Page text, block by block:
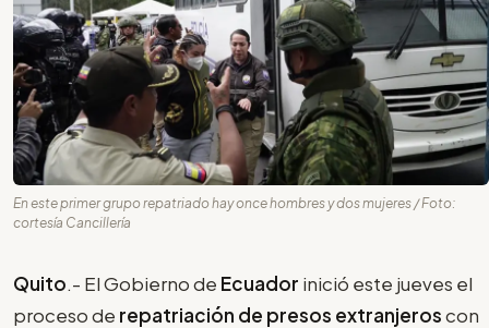
En este primer grupo repatriado hay once hombres y dos mujeres / Foto:
cortesía Cancillería
Quito.- El Gobierno de Ecuador inició este jueves el
proceso de repatriación de presos extranjeroscon